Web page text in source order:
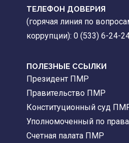
ТЕЛЕФОН ДОВЕРИЯ
(горячая линия по
коррупции): 0 (533) 6-24-
ПОЛЕЗНЫЕ ССЫЛКИ
Президент ПМР
Правительство ПМР
Конституционный суд
Уполномоченный по
Счетная палата ПМР